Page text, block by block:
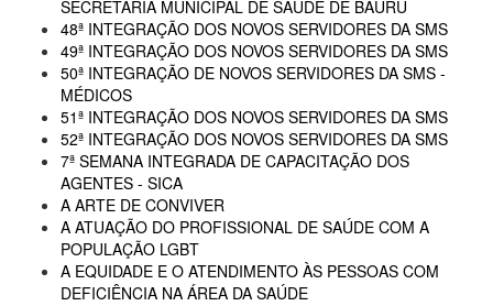
SECRETÁRIA MUNICIPAL DE SAÚDE DE BAURU
48ª INTEGRAÇÃO DOS NOVOS SERVIDORES DA SMS
49ª INTEGRAÇÃO DOS NOVOS SERVIDORES DA SMS
50ª INTEGRAÇÃO DE NOVOS SERVIDORES DA SMS -
MÉDICOS
51ª INTEGRAÇÃO DOS NOVOS SERVIDORES DA SMS
52ª INTEGRAÇÃO DOS NOVOS SERVIDORES DA SMS
7ª SEMANA INTEGRADA DE CAPACITAÇÃO DOS
AGENTES - SICA
A ARTE DE CONVIVER
A ATUAÇÃO DO PROFISSIONAL DE SAÚDE COM A
POPULAÇÃO LGBT
A EQUIDADE E O ATENDIMENTO ÀS PESSOAS COM
DEFICIÊNCIA NA ÁREA DA SAÚDE